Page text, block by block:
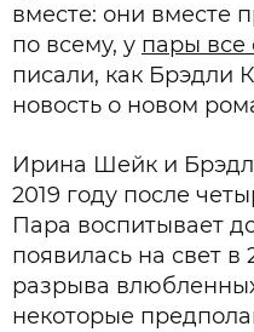
вместе: они вместе
по всему, у пары все
писали, как Брэдли
новость о новом
Ирина Шейк и
2019 году после
Пара воспитывает
появилась на свет в
разрыва
некоторые